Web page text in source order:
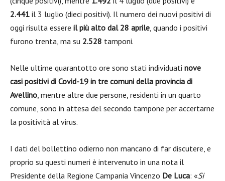
2.441 il 3 luglio (dieci positivi). Il numero dei nuovi positivi di
oggi risulta essere il più alto dal 28 aprile, quando i positivi
furono trenta, ma su 2.528 tamponi.
Nelle ultime quarantotto ore sono stati individuati nove
casi positivi di Covid-19 in tre comuni della provincia di
Avellino, mentre altre due persone, residenti in un quarto
comune, sono in attesa del secondo tampone per accertarne
la positività al virus.
I dati del bollettino odierno non mancano di far discutere, e
proprio su questi numeri è intervenuto in una nota il
Presidente della Regione Campania Vincenzo De Luca: «Si